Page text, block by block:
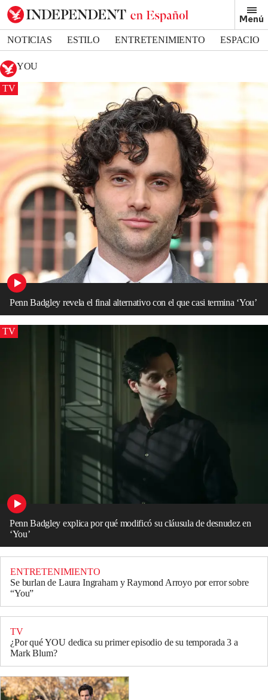
Menú
NOTICIAS ESTILO ENTRETENIMIENTO
ESPACIO
DEPORTES
YOU
TV
Penn Badgley revela el final alternativo con el que casi termina ‘You’
TV
Penn Badgley explica por qué modificó su cláusula de desnudez en
‘You’
ENTRETENIMIENTO
Se burlan de Laura Ingraham y Raymond Arroyo por error sobre
“You”
TV
¿Por qué YOU dedica su primer episodio de su temporada 3 a
Mark Blum?